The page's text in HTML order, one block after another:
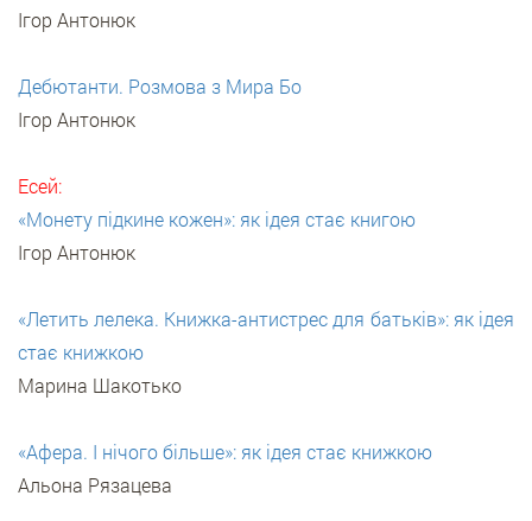
Ігор Антонюк
Дебютанти. Розмова з Мира Бо
Ігор Антонюк
Есей:
«Монету підкине кожен»: як ідея стає книгою
Ігор Антонюк
«Летить лелека. Книжка-антистрес для батьків»: як ідея
стає книжкою
Марина Шакотько
«Афера. І нічого більше»: як ідея стає книжкою
Альона Рязацева